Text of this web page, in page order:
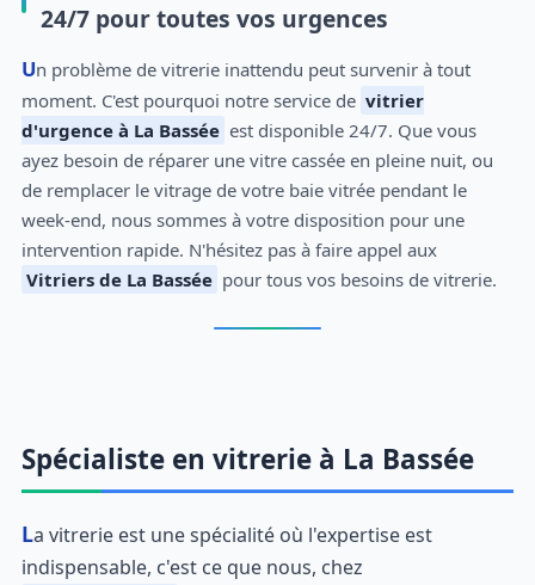
24/7 pour toutes vos urgences
Un problème de vitrerie inattendu peut survenir à tout
moment. C'est pourquoi notre service de vitrier
d'urgence à La Bassée est disponible 24/7. Que vous
ayez besoin de réparer une vitre cassée en pleine nuit, ou
de remplacer le vitrage de votre baie vitrée pendant le
week-end, nous sommes à votre disposition pour une
intervention rapide. N'hésitez pas à faire appel aux
Vitriers de La Bassée pour tous vos besoins de vitrerie.
Spécialiste en vitrerie à La Bassée
La vitrerie est une spécialité où l'expertise est
indispensable, c'est ce que nous, chez